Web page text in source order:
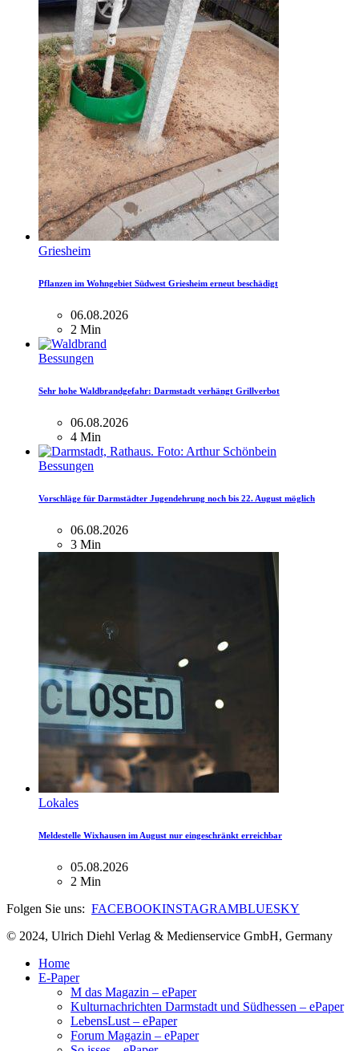
Griesheim
Pflanzen im Wohngebiet Südwest Griesheim erneut beschädigt
06.08.2026
2 Min
Bessungen
Sehr hohe Waldbrandgefahr: Darmstadt verhängt Grillverbot
06.08.2026
4 Min
Bessungen
Vorschläge für Darmstädter Jugendehrung noch bis 22. August möglich
06.08.2026
3 Min
Lokales
Meldestelle Wixhausen im August nur eingeschränkt erreichbar
05.08.2026
2 Min
Folgen Sie uns: FACEBOOKINSTAGRAMBLUESKY
© 2024, Ulrich Diehl Verlag & Medienservice GmbH, Germany
Home
E-Paper
M das Magazin – ePaper
Kulturnachrichten Darmstadt und Südhessen – ePaper
LebensLust – ePaper
Forum Magazin – ePaper